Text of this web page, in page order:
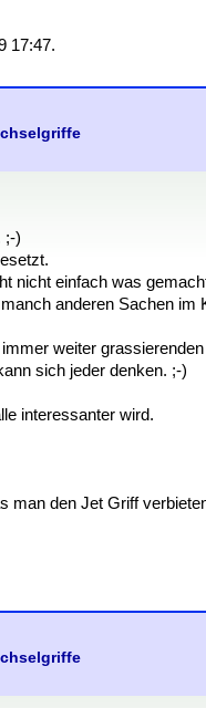
17:47.
;-)
nicht einfach was
anderen Sachen im
weiter
sich jeder denken. ;-)
interessanter wird.
man den Jet Griff